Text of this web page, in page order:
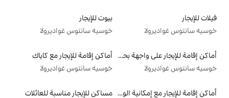
بيوت للإيجار
خوسيه سانتوس غواديرولا
أماكن إقامة للإيجار على واجهة بحرية
أماكن إقامة للإيجار مع كاياك
خوسيه سانتوس غواديرولا
أماكن إقامة للإيجار مع إمكانية الوصول إلى الشاطئ مساكن للإيجار مناسبة للعائلات